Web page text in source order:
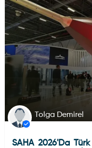
Tolga Demirel
SAHA 2026'da